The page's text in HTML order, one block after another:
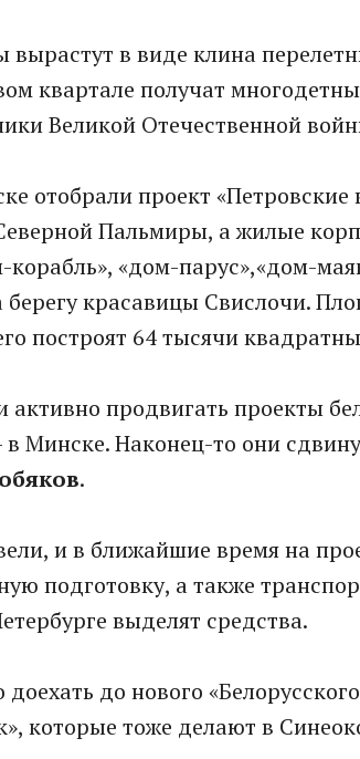
вырастут в виде клина
квартале получат
Великой Отечественной
отобрали проект
Пальмиры, а жилые
«дом-парус»,«дом-
красавицы Свислочи.
построят 64 тысячи
активно продвигать проекты
в Минске. Наконец-то они
.
и в ближайшие время на
подготовку, а также
выделят средства.
до нового
которые тоже делают в